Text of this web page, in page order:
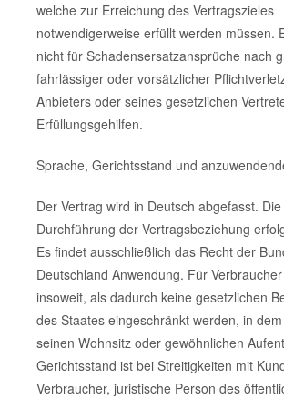
welche zur Erreichung des Vertragszieles
notwendigerweise erfüllt werden müssen.
nicht für Schadensersatzansprüche nach
fahrlässiger oder vorsätzlicher
Anbieters oder seines gesetzlichen
Erfüllungsgehilfen.
Sprache, Gerichtsstand und
Der Vertrag wird in Deutsch abgefasst.
Durchführung der Vertragsbeziehung
Es findet ausschließlich das Recht der
Deutschland Anwendung. Für
insoweit, als dadurch keine gesetzlichen
des Staates eingeschränkt werden, in
seinen Wohnsitz oder gewöhnlichen
Gerichtsstand ist bei Streitigkeiten mit
Verbraucher, juristische Person des